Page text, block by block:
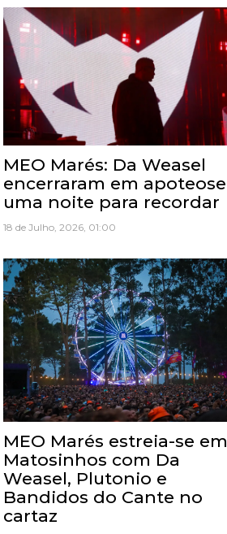
MEO Marés: Da Weasel
encerraram em apoteose
uma noite para recordar
18 de Julho, 2026, 01:00
MEO Marés estreia-se em
Matosinhos com Da
Weasel, Plutonio e
Bandidos do Cante no
cartaz